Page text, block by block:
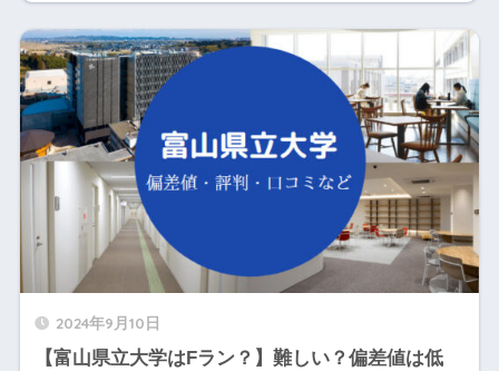
2024年9月10日
【富山県立大学はFラン？】難しい？偏差値は低